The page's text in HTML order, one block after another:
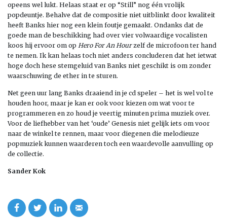
opeens wel lukt. Helaas staat er op “Still” nog één vrolijk
popdeuntje. Behalve dat de compositie niet uitblinkt door kwaliteit
heeft Banks hier nog een klein foutje gemaakt. Ondanks dat de
goede man de beschikking had over vier volwaardige vocalisten
koos hij ervoor om op Hero For An Hourzelf de microfoon ter hand
te nemen. Ik kan helaas toch niet anders concluderen dat het ietwat
hoge doch hese stemgeluid van Banks niet geschikt is om zonder
waarschuwing de ether in te sturen.
Net geen uur lang Banks draaiend in je cd speler – het is wel vol te
houden hoor, maar je kan er ook voor kiezen om wat voor te
programmeren en zo houd je veertig minuten prima muziek over.
Voor de liefhebber van het ‘oude’ Genesis niet gelijk iets om voor
naar de winkel te rennen, maar voor diegenen die melodieuze
popmuziek kunnen waarderen toch een waardevolle aanvulling op
de collectie.
Sander Kok